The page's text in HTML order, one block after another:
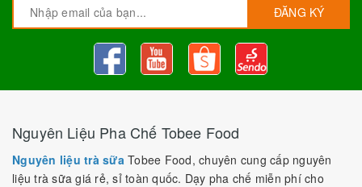
ĐĂNG KÝ
Nguyên Liệu Pha Chế Tobee Food
Nguyên liệu trà sữa Tobee Food, chuyên cung cấp nguyên
liệu trà sữa giá rẻ, sỉ toàn quốc. Dạy pha chế miễn phí cho